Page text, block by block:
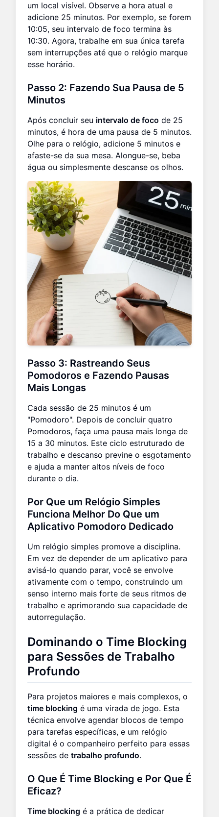
um local visível. Observe a hora atual e
adicione 25 minutos. Por exemplo, se forem
10:05, seu intervalo de foco termina às
10:30. Agora, trabalhe em sua única tarefa
sem interrupções até que o relógio marque
esse horário.
Passo 2: Fazendo Sua Pausa de 5
Minutos
Após concluir seu intervalo de foco de 25
minutos, é hora de uma pausa de 5 minutos.
Olhe para o relógio, adicione 5 minutos e
afaste-se da sua mesa. Alongue-se, beba
água ou simplesmente descanse os olhos.
Passo 3: Rastreando Seus
Pomodoros e Fazendo Pausas
Mais Longas
Cada sessão de 25 minutos é um
"Pomodoro". Depois de concluir quatro
Pomodoros, faça uma pausa mais longa de
15 a 30 minutos. Este ciclo estruturado de
trabalho e descanso previne o esgotamento
e ajuda a manter altos níveis de foco
durante o dia.
Por Que um Relógio Simples
Funciona Melhor Do Que um
Aplicativo Pomodoro Dedicado
Um relógio simples promove a disciplina.
Em vez de depender de um aplicativo para
avisá-lo quando parar, você se envolve
ativamente com o tempo, construindo um
senso interno mais forte de seus ritmos de
trabalho e aprimorando sua capacidade de
autorregulação.
Dominando o Time Blocking
para Sessões de Trabalho
Profundo
Para projetos maiores e mais complexos, o
time blocking é uma virada de jogo. Esta
técnica envolve agendar blocos de tempo
para tarefas específicas, e um relógio
digital é o companheiro perfeito para essas
sessões de trabalho profundo.
O Que É Time Blocking e Por Que É
Eficaz?
Time blocking é a prática de dedicar